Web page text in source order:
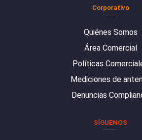
Corporativo
Quiénes Somos
Área Comercial
Políticas
Mediciones de
Denuncias
SÍGUENOS